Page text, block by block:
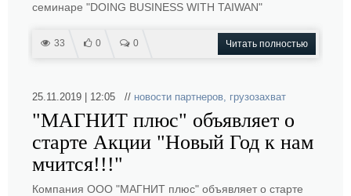
семинаре "DOING BUSINESS WITH TAIWAN"
33 0 0 Читать полностью
25.11.2019 | 12:05 // новости партнеров, грузозахват
"МАГНИТ плюс" объявляет о
старте Акции "Новый Год к нам
мчится!!!"
Компания ООО "МАГНИТ плюс" объявляет о старте